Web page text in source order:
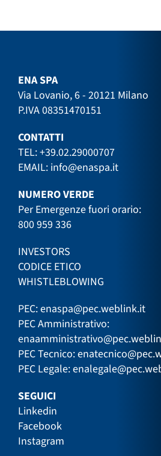
ENA SPA
Via Lovanio, 6 - 20121 Milano
P.IVA 08351470151
CONTATTI
TEL:+39.02.29000707
EMAIL: info@enaspa.it
NUMERO VERDE
Per Emergenze fuori orario:
800 959 336
INVESTORS
CODICE ETICO
WHISTLEBLOWING
PEC:enaspa@pec.weblink.it
PEC Amministrativo:
PEC Tecnico:
PEC Legale:
SEGUICI
Linkedin
Facebook
Instagram